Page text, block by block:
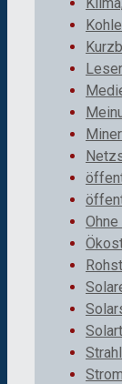
Kohle